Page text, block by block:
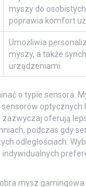
myszy do
poprawia komfort
Umożliwia
myszy, a także
urządzeniami.
o typie sensora.
optycznych
oferują
podczas gdy
odległościach.
indywidualnych
mysz gamingowa